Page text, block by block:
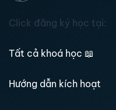
Click đăng ký học tại:
Tất cả khoá học 📖
Hướng dẫn kích hoạt